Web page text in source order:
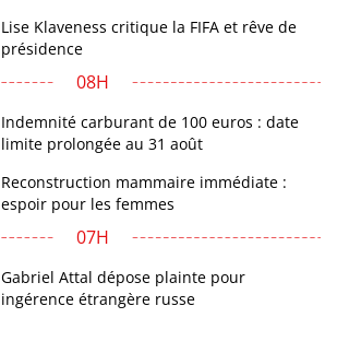
Lise Klaveness critique la FIFA et rêve de
présidence
08H
Indemnité carburant de 100 euros : date
limite prolongée au 31 août
Reconstruction mammaire immédiate :
espoir pour les femmes
07H
Gabriel Attal dépose plainte pour
ingérence étrangère russe